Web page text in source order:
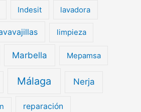
Indesit lavadora
limpieza
Marbella Mepamsa
Málaga Nerja
reparación